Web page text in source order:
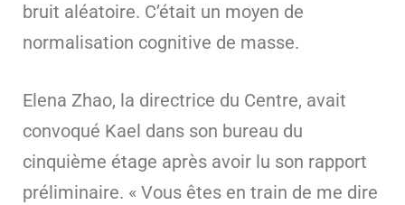
bruit aléatoire. C’était un moyen de
normalisation cognitive de masse.
Elena Zhao, la directrice du Centre, avait
convoqué Kael dans son bureau du
cinquième étage après avoir lu son rapport
préliminaire. « Vous êtes en train de me dire